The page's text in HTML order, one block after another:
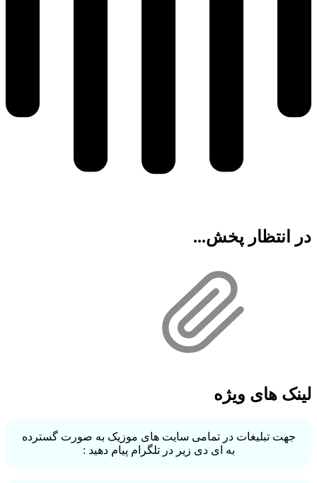
در انتظار پخش...
لینک های ویژه
جهت تبلیغات در تمامی سایت های موزیک به صورت گسترده
به ای دی زیر در تلگرام پیام دهید :